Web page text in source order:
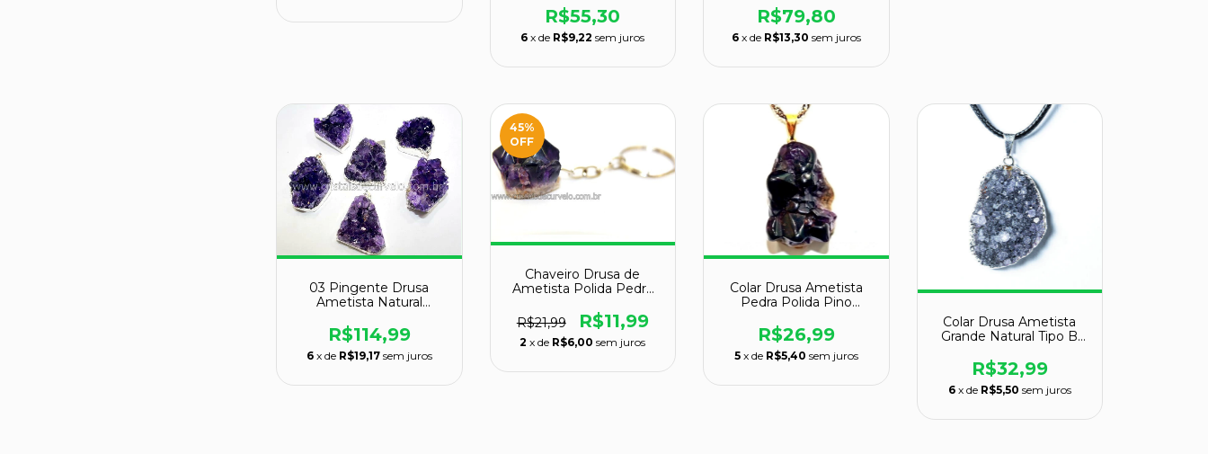
R$55,30
6 x de R$9,22 sem juros
R$79,80
6 x de R$13,30 sem juros
03 Pingente Drusa
Ametista Natural
Prateado Atacado
R$114,99
6 x de R$19,17 sem juros
45%
OFF
Chaveiro Drusa de
Ametista Polida Pedra
R$21,99
R$11,99
2 x de R$6,00 sem juros
Colar Drusa Ametista
Pedra Polida Pino
R$26,99
5 x de R$5,40 sem juros
Colar Drusa Ametista
Grande Natural Tipo B
R$32,99
6 x de R$5,50 sem juros